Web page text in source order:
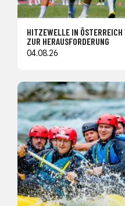
HITZEWELLE IN
ZUR HERAUSFORDERUNG
04.08.26